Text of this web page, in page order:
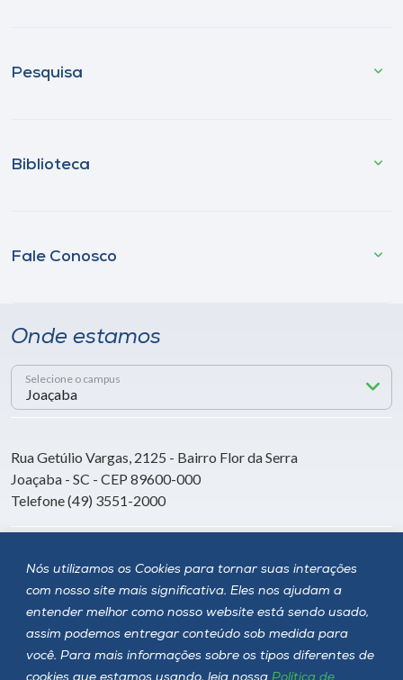
Nós utilizamos os Cookies para tornar suas interações
com nosso site mais significativa. Eles nos ajudam a
entender melhor como nosso website está sendo usado,
assim podemos entregar conteúdo sob medida para
você. Para mais informações sobre os tipos diferentes de
cookies que estamos usando, leia nossa Política de
Pesquisa
Biblioteca
Fale Conosco
Onde estamos
Selecione o campus
Rua Getúlio Vargas, 2125 - Bairro Flor da Serra
Joaçaba - SC - CEP 89600-000
Telefone (49) 3551-2000
Siga a Unoesc